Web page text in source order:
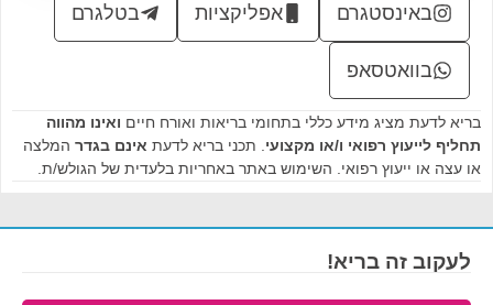
באינסטגרם אפליקציות בטלגרם
בוואטסאפ
בריא לדעת מציג מידע כללי בתחומי בריאות ואורח חיים ואינו מהווה
תחליף לייעוץ רפואי ו/או מקצועי . תכני בריא לדעת אינם בגדר המלצה
או עצה או ייעוץ רפואי. השימוש באתר באחריות בלעדית של הגולש/ת.
לעקוב זה בריא!